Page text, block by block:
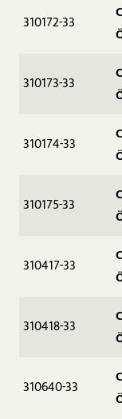
310172-33
310173-33
310174-33
310175-33
310417-33
310418-33
310640-33